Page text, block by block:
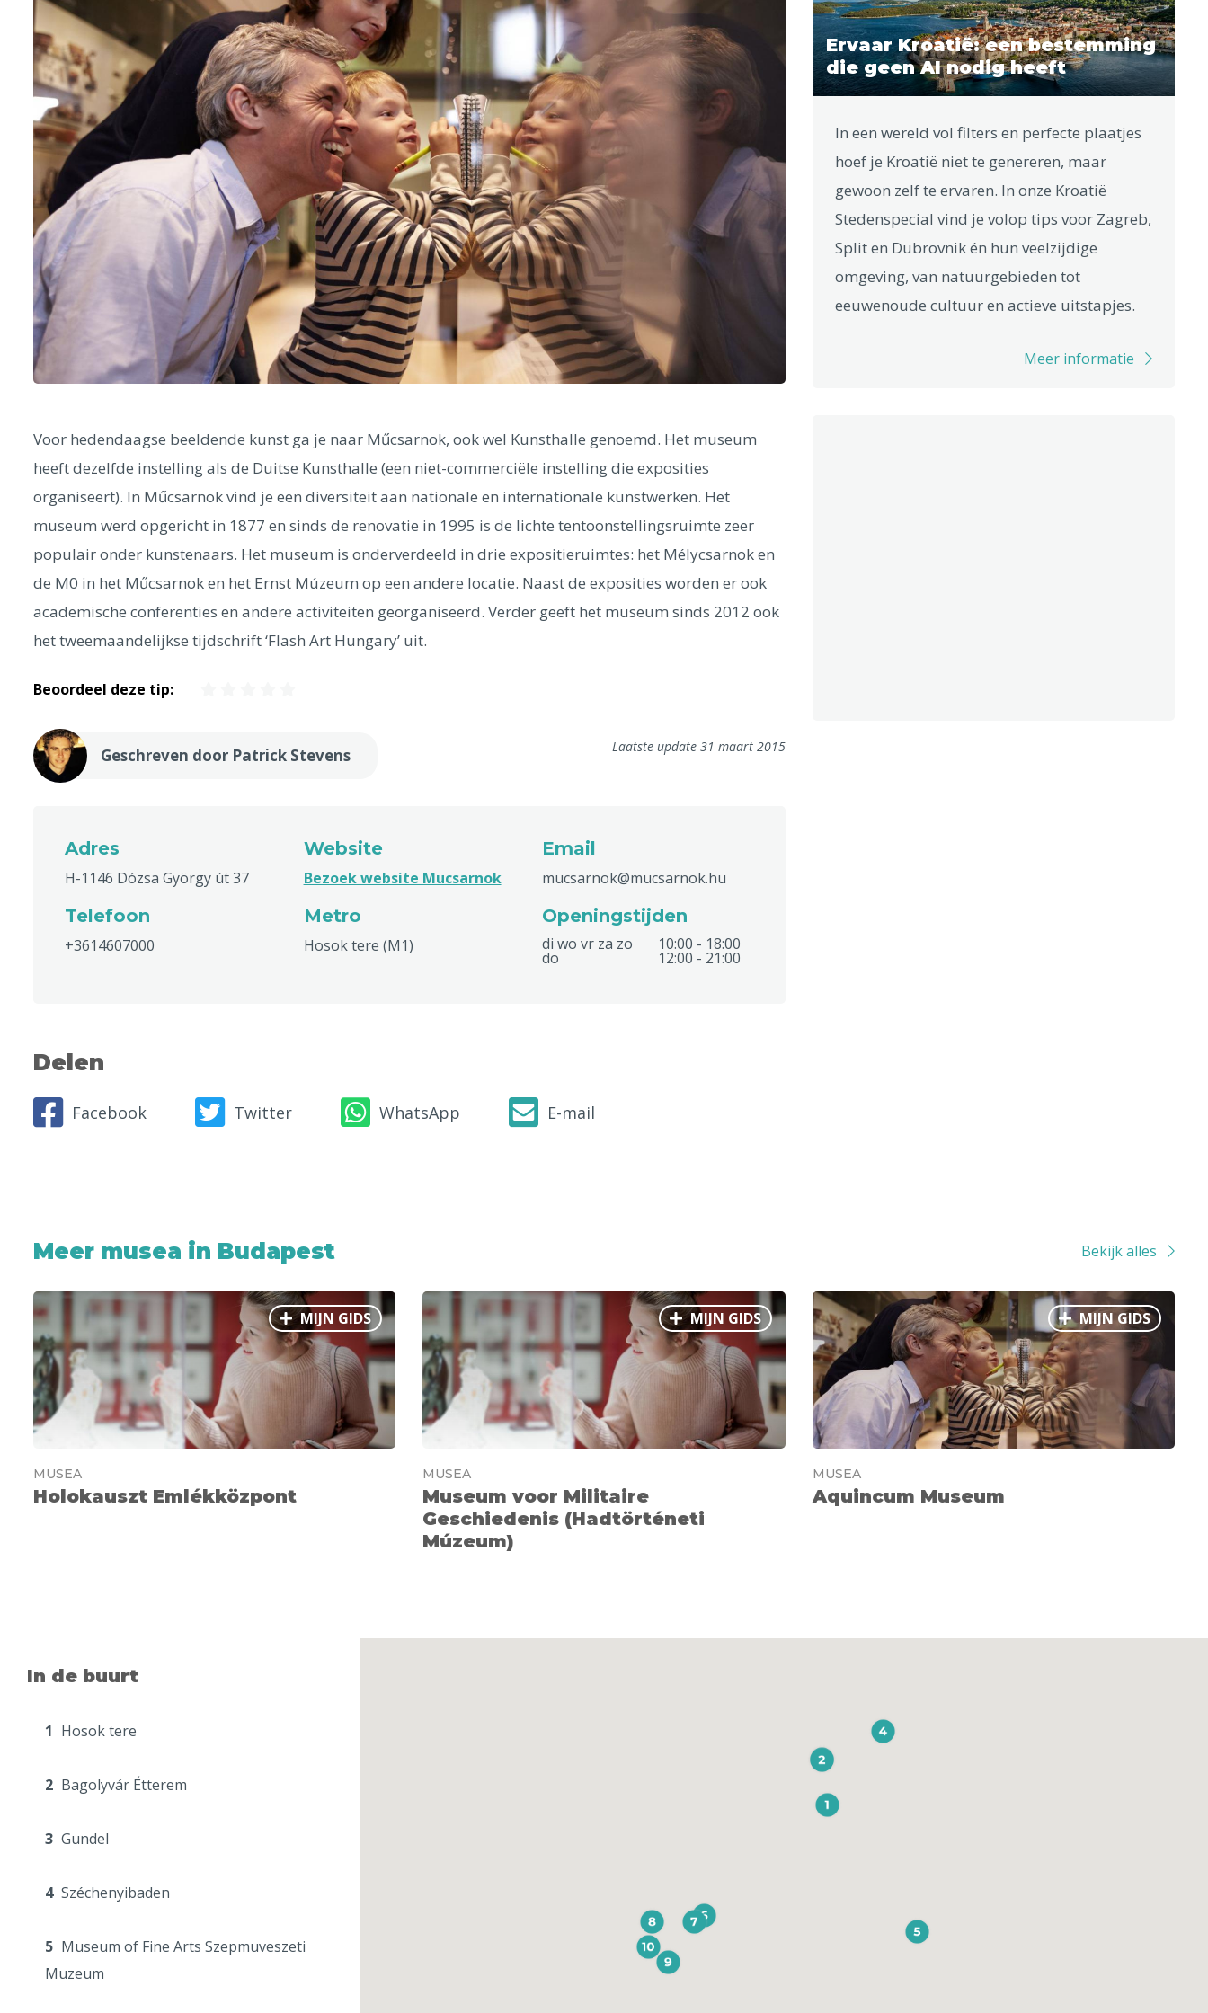
Voor hedendaagse beeldende kunst ga je naar Műcsarnok, ook wel Kunsthalle genoemd. Het museum
heeft dezelfde instelling als de Duitse Kunsthalle (een niet-commerciële instelling die exposities
organiseert). In Műcsarnok vind je een diversiteit aan nationale en internationale kunstwerken. Het
museum werd opgericht in 1877 en sinds de renovatie in 1995 is de lichte tentoonstellingsruimte zeer
populair onder kunstenaars. Het museum is onderverdeeld in drie expositieruimtes: het Mélycsarnok en
de M0 in het Műcsarnok en het Ernst Múzeum op een andere locatie. Naast de exposities worden er ook
academische conferenties en andere activiteiten georganiseerd. Verder geeft het museum sinds 2012 ook
het tweemaandelijkse tijdschrift ‘Flash Art Hungary’ uit.
Beoordeel deze tip:
Geschreven door Patrick Stevens Laatste update 31 maart 2015
Adres
H-1146 Dózsa György út 37
Website
Bezoek website Mucsarnok
Email
mucsarnok@mucsarnok.hu
Telefoon
+3614607000
Metro
Hosok tere (M1)
Openingstijden
di wo vr za zo 10:00 - 18:00
do 12:00 - 21:00
Delen
Facebook Twitter WhatsApp E-mail
Ervaar Kroatië: een bestemming
die geen AI nodig heeft
In een wereld vol filters en perfecte plaatjes
hoef je Kroatië niet te genereren, maar
gewoon zelf te ervaren. In onze Kroatië
Stedenspecial vind je volop tips voor Zagreb,
Split en Dubrovnik én hun veelzijdige
omgeving, van natuurgebieden tot
eeuwenoude cultuur en actieve uitstapjes.
Meer informatie
Meer musea in Budapest Bekijk alles
MIJN GIDS
MUSEA
Holokauszt Emlékközpont
MIJN GIDS
MUSEA
Museum voor Militaire
Geschiedenis (Hadtörténeti
Múzeum)
MIJN GIDS
MUSEA
Aquincum Museum
In de buurt
1 Hosok tere
2 Bagolyvár Étterem
3 Gundel
4 Széchenyibaden
5 Museum of Fine Arts Szepmuveszeti
Muzeum